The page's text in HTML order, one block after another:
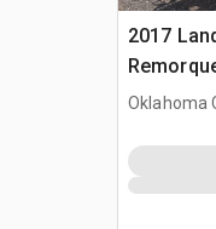
2017
Oklahoma